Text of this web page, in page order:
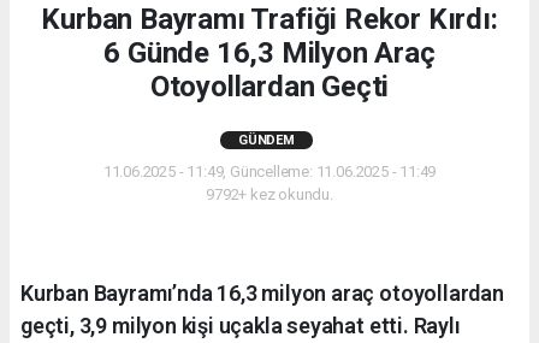
Kurban Bayramı Trafiği Rekor Kırdı:
6 Günde 16,3 Milyon Araç
Otoyollardan Geçti
GÜNDEM
11.06.2025 - 11:49, Güncelleme: 11.06.2025 - 11:49
9792+ kez okundu.
Kurban Bayramı’nda 16,3 milyon araç otoyollardan
geçti, 3,9 milyon kişi uçakla seyahat etti. Raylı